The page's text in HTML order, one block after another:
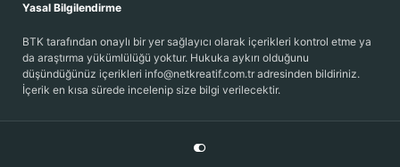
Yasal Bilgilendirme
BTK tarafından onaylı bir yer sağlayıcı olarak içerikleri kontrol etme ya
da araştırma yükümlülüğü yoktur. Hukuka aykırı olduğunu
düşündüğünüz içerikleri info@netkreatif.com.tr adresinden bildiriniz.
İçerik en kısa sürede incelenip size bilgi verilecektir.